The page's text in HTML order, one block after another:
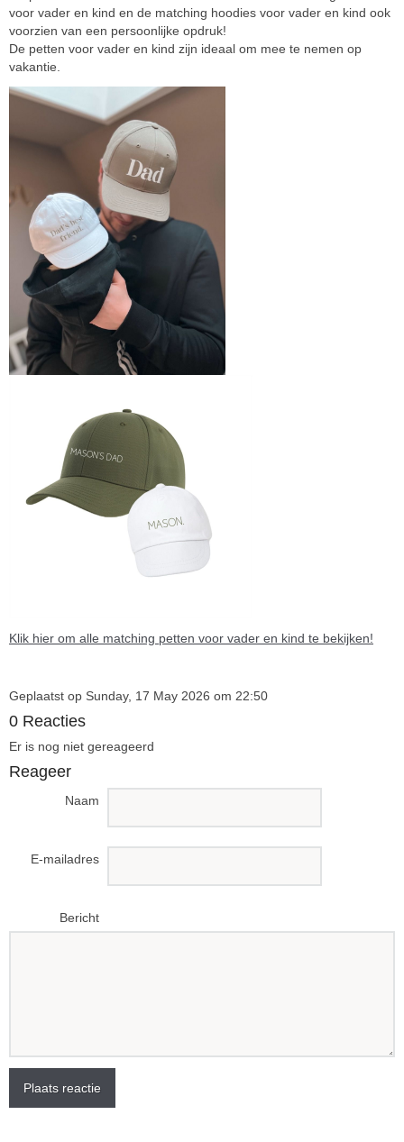
voor vader en kind en de matching hoodies voor vader en kind ook
voorzien van een persoonlijke opdruk!
De petten voor vader en kind zijn ideaal om mee te nemen op
vakantie.
Klik hier om alle matching petten voor vader en kind te bekijken!
Geplaatst op Sunday, 17 May 2026 om 22:50
0 Reacties
Er is nog niet gereageerd
Reageer
Naam
E-mailadres
Bericht
Plaats reactie